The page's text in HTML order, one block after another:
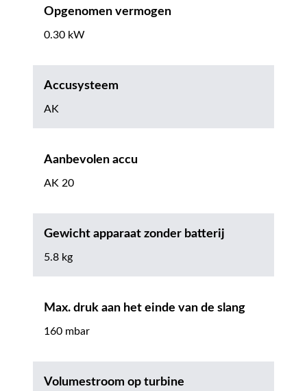
Opgenomen vermogen
0.30 kW
Accusysteem
AK
Aanbevolen accu
AK 20
Gewicht apparaat zonder batterij
5.8 kg
Max. druk aan het einde van de slang
160 mbar
Volumestroom op turbine